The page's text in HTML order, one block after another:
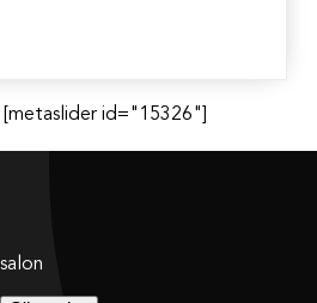
[metaslider id="15326"]